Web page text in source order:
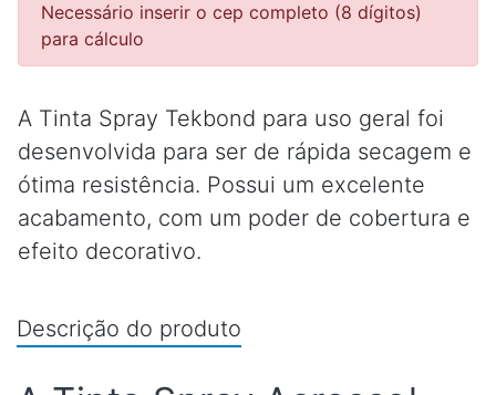
Necessário inserir o cep completo (8 dígitos)
para cálculo
A Tinta Spray Tekbond para uso geral foi
desenvolvida para ser de rápida secagem e
ótima resistência. Possui um excelente
acabamento, com um poder de cobertura e
efeito decorativo.
Descrição do produto